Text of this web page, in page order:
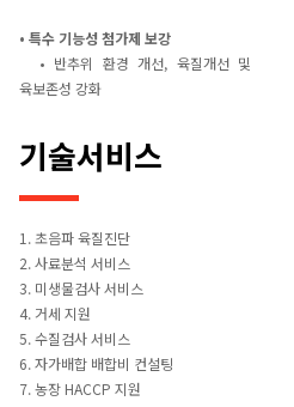
• 특수 기능성 첨가제 보강
• 반추위 환경 개선, 육질개선 및
육보존성 강화
기술서비스
1. 초음파 육질진단
2. 사료분석 서비스
3. 미생물검사 서비스
4. 거세 지원
5. 수질검사 서비스
6. 자가배합 배합비 컨설팅
7. 농장 HACCP 지원